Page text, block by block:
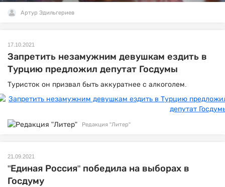
Артур Эдильгериев
17.10.2021
Запретить незамужним девушкам ездить в
Турцию предложил депутат Госдумы
Туристок он призвал быть аккуратнее с алкоголем.
Редакция "Литер"
21.09.2021
"Единая Россия" победила на выборах в
Госдуму